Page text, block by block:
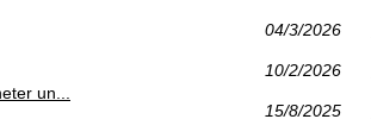
04/3/2026
10/2/2026
15/8/2025
un...